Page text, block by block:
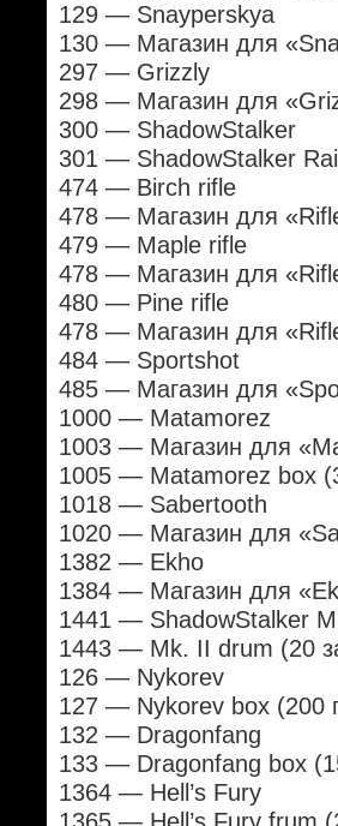
129 — Snayperskya
130 — Магазин для
297 — Grizzly
298 — Магазин для
300 — ShadowStalker
301 — ShadowStalker
474 — Birch rifle
478 — Магазин для
479 — Maple rifle
478 — Магазин для
480 — Pine rifle
478 — Магазин для
484 — Sportshot
485 — Магазин для
1000 — Matamorez
1003 — Магазин для
1005 — Matamorez box
1018 — Sabertooth
1020 — Магазин для
1382 — Ekho
1384 — Магазин для
1441 — ShadowStalker
1443 — Mk. II drum (20
126 — Nykorev
127 — Nykorev box (200
132 — Dragonfang
133 — Dragonfang box
1364 — Hell’s Fury